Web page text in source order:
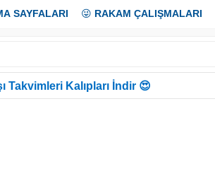
SAYFALARI 😜 RAKAM ÇALIŞMALARI
Takvimleri Kalıpları İndir 😍